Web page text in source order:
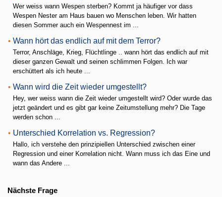
Wer weiss wann Wespen sterben? Kommt ja häufiger vor dass
Wespen Nester am Haus bauen wo Menschen leben. Wir hatten
diesen Sommer auch ein Wespennest im ...
• Wann hört das endlich auf mit dem Terror?
Terror, Anschläge, Krieg, Flüchtlinge .. wann hört das endlich auf mit
dieser ganzen Gewalt und seinen schlimmen Folgen. Ich war
erschüttert als ich heute ...
• Wann wird die Zeit wieder umgestellt?
Hey, wer weiss wann die Zeit wieder umgestellt wird? Oder wurde das
jetzt geändert und es gibt gar keine Zeitumstellung mehr? Die Tage
werden schon ...
• Unterschied Korrelation vs. Regression?
Hallo, ich verstehe den prinzipiellen Unterschied zwischen einer
Regression und einer Korrelation nicht. Wann muss ich das Eine und
wann das Andere ...
Nächste Frage